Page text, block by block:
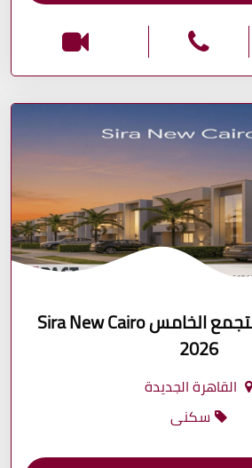
كمبوند سيره التجمع الخامس Sira New Cairo
2026
القاهرة الجديدة
سكنى